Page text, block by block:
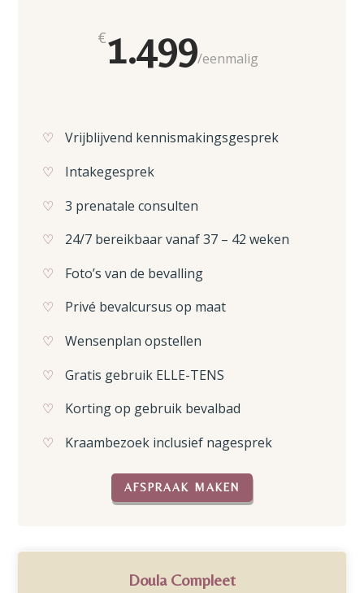
€1.499/eenmalig
Vrijblijvend kennismakingsgesprek
Intakegesprek
3 prenatale consulten
24/7 bereikbaar vanaf 37 – 42 weken
Foto’s van de bevalling
Privé bevalcursus op maat
Wensenplan opstellen
Gratis gebruik ELLE-TENS
Korting op gebruik bevalbad
Kraambezoek inclusief nagesprek
AFSPRAAK MAKEN
Doula Compleet